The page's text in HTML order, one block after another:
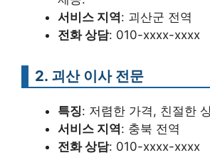
서비스 지역: 괴산군 전역
전화 상담: 010-xxxx-xxxx
2. 괴산 이사 전문
특징: 저렴한 가격, 친절한
서비스 지역: 충북 전역
전화 상담: 010-xxxx-xxxx